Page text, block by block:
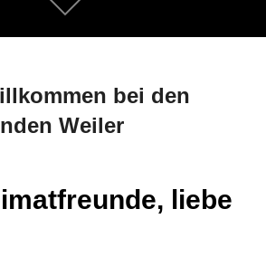
Zum
Inhalt
bei den
Weiler
liebe